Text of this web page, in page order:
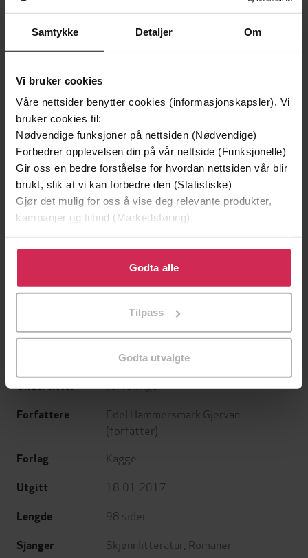
Samtykke Detaljer Om
Vi bruker cookies
Våre nettsider benytter cookies (informasjonskapsler). Vi
bruker cookies til:
Nødvendige funksjoner på nettsiden (Nødvendige)
Forbedrer opplevelsen din på vår nettside (Funksjonelle)
Gir oss en bedre forståelse for hvordan nettsiden vår blir
brukt, slik at vi kan forbedre den (Statistiske)
Gjør det mulig for oss å vise deg relevante produkter,
kampanjer og tilbud (Markedsføring)
Klikk på «Godta alle» for å gi oss ditt samtykke til å
bruke cookies for alle disse formålene. Du kan også
tilpasse ditt samtykke til spesifikke formål ved å klikke
Godta alle
Tilpass
Godta utvalgte
Andre har også kjøpt
Audrey Carlan
Audrey Carlan
Undertittel fortellinger
Forfattere
Edel Hammersmark Gjervan
(forfatter)
Forlag Kagge
Utgitt 18.01.2017
Lengde 98 sider
Sjanger Skjønnlitteratur Romaner